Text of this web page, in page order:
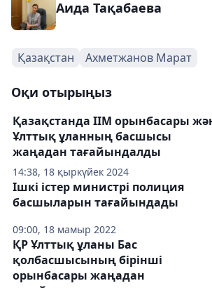
Аида Тақабаева
Қазақстан Ахметжанов Марат
Оқи отырыңыз
14:38, 18 қыркүйек 2024
Қазақстанда ІІМ орынбасары
Ұлттық ұланның басшысы
жаңадан тағайындалды
09:00, 18 мамыр 2022
Ішкі істер министрі полиция
басшыларын тағайындады
ҚР Ұлттық ұланы Бас
қолбасшысының бірінші
орынбасары жаңадан